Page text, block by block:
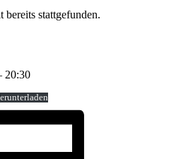
bereits stattgefunden.
20:30